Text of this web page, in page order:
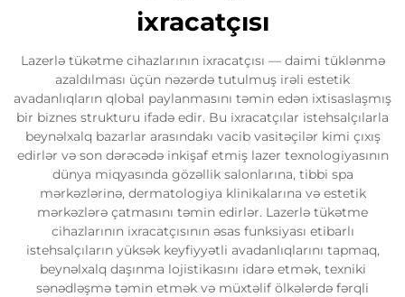
ixracatçısı
Lazerlə tükətme cihazlarının ixracatçısı — daimi tüklənmə
azaldılması üçün nəzərdə tutulmuş irəli estetik
avadanlıqların qlobal paylanmasını təmin edən ixtisaslaşmış
bir biznes strukturu ifadə edir. Bu ixracatçılar istehsalçılarla
beynəlxalq bazarlar arasındakı vacib vasitəçilər kimi çıxış
edirlər və son dərəcədə inkişaf etmiş lazer texnologiyasının
dünya miqyasında gözəllik salonlarına, tibbi spa
mərkəzlərinə, dermatologiya klinikalarına və estetik
mərkəzlərə çatmasını təmin edirlər. Lazerlə tükətme
cihazlarının ixracatçısının əsas funksiyası etibarlı
istehsalçıların yüksək keyfiyyətli avadanlıqlarını tapmaq,
beynəlxalq daşınma lojistikasını idarə etmək, texniki
sənədləşmə təmin etmək və müxtəlif ölkələrdə fərqli